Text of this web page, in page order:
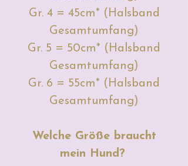
Gr. 4 = 45cm* (Halsband
Gesamtumfang)
Gr. 5 = 50cm* (Halsband
Gesamtumfang)
Gr. 6 = 55cm* (Halsband
Gesamtumfang)
Welche Größe braucht
mein Hund?